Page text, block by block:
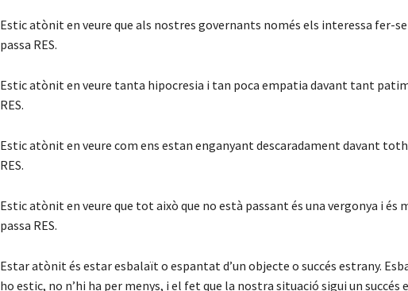
Estic atònit en veure que als nostres governants només els interessa fer-
passa RES.
Estic atònit en veure tanta hipocresia i tan poca empatia davant tant
RES.
Estic atònit en veure com ens estan enganyant descaradament davant
RES.
Estic atònit en veure que tot això que no està passant és una vergonya i és
passa RES.
Estar atònit és estar esbalaït o espantat d’un objecte o succés estrany.
ho estic, no n’hi ha per menys, i el fet que la nostra situació sigui un succés